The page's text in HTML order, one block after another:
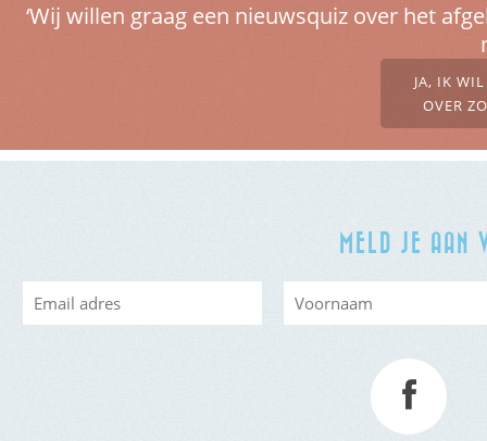
‘Wij willen graag een nieuwsquiz over het
JA, IK
OVER
MELD JE AAN